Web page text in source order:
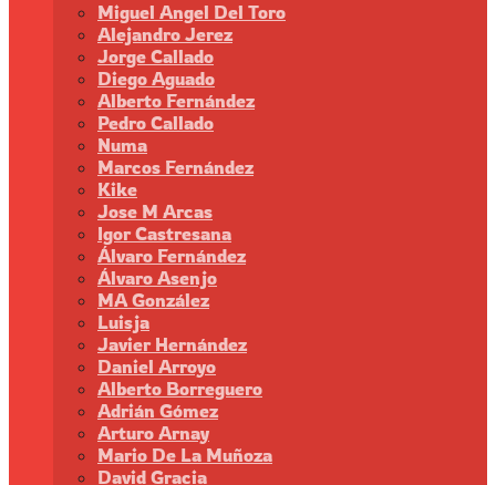
Miguel Angel Del Toro
Alejandro Jerez
Jorge Callado
Diego Aguado
Alberto Fernández
Pedro Callado
Numa
Marcos Fernández
Kike
Jose M Arcas
Igor Castresana
Álvaro Fernández
Álvaro Asenjo
MA González
Luisja
Javier Hernández
Daniel Arroyo
Alberto Borreguero
Adrián Gómez
Arturo Arnay
Mario De La Muñoza
David Gracia